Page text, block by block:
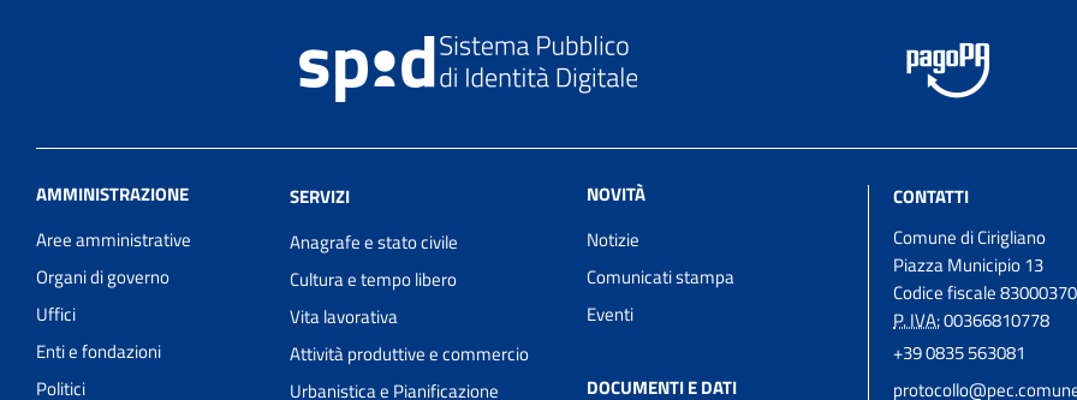
AMMINISTRAZIONE
Aree amministrative
Organi di governo
Uffici
Enti e fondazioni
Politici
SERVIZI
Anagrafe e stato civile
Cultura e tempo libero
Vita lavorativa
Attività produttive e commercio
Urbanistica e Pianificazione
NOVITÀ
Notizie
Comunicati stampa
Eventi
DOCUMENTI E DATI
CONTATTI
Comune di Cirigliano
Piazza Municipio 13
Codice fiscale
P. IVA:00366810778
+39 0835 563081